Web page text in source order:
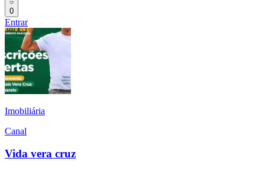
0
Entrar
Imobiliária
Canal
Vida vera cruz